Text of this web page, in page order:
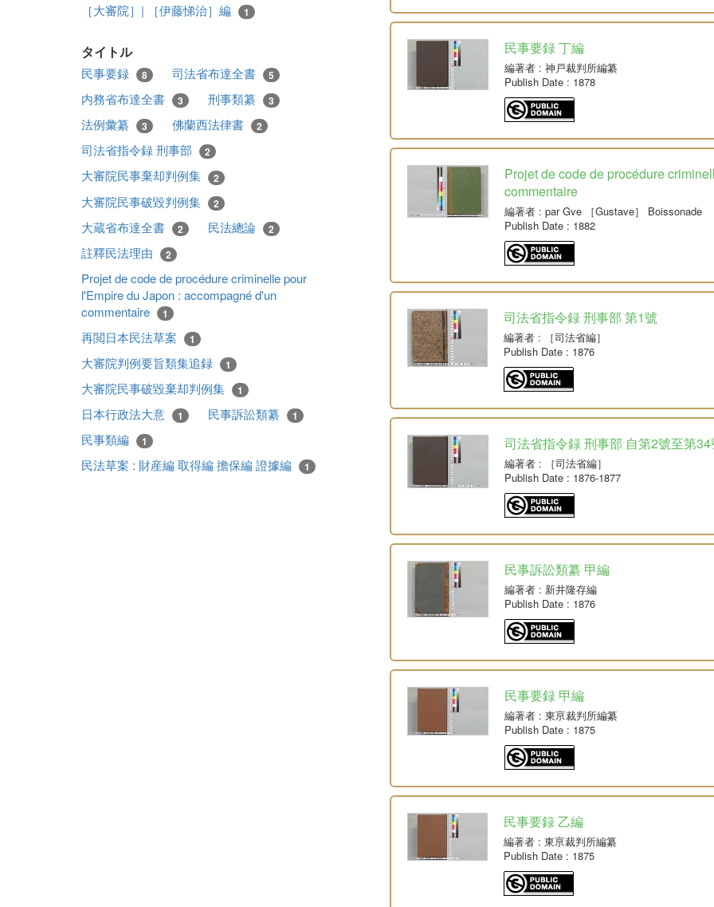
［大審院］| ［伊藤悌治］編 1
タイトル
民事要録 8 司法省布達全書 5
内務省布達全書 3 刑事類纂 3
法例彙纂 3 佛蘭西法律書 2
司法省指令録 刑事部 2
大審院民事棄却判例集 2
大審院民事破毀判例集 2
大蔵省布達全書 2 民法總論 2
註釋民法理由 2
Projet de code de procédure criminelle pour
l'Empire du Japon : accompagné d'un
commentaire
1
再閲日本民法草案 1
大審院判例要旨類集追録 1
大審院民事破毀棄却判例集 1
日本行政法大意 1 民事訴訟類纂 1
民事類編 1
民法草案 : 財産編 取得編 擔保編 證據編 1
民事要録 丁編
編著者: 神戸裁判所編纂
Publish Date: 1878
Projet de code de procédure
commentaire
編著者: par Gve ［Gustave］ Boissonade
Publish Date: 1882
司法省指令録 刑事部 第1號
編著者: ［司法省編］
Publish Date: 1876
司法省指令録 刑事部 自第2號至第34
編著者: ［司法省編］
Publish Date: 1876-1877
民事訴訟類纂 甲編
編著者: 新井隆存編
Publish Date: 1876
民事要録 甲編
編著者: 東亰裁判所編纂
Publish Date: 1875
民事要録 乙編
編著者: 東亰裁判所編纂
Publish Date: 1875